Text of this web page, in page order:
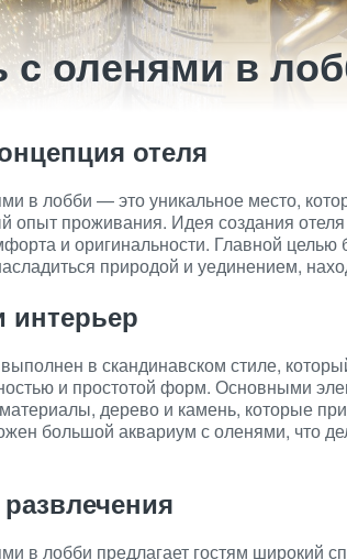
с оленями в
отеля
в лобби — это уникальное место,
опыт проживания. Идея создания
и оригинальности. Главной
природой и уединением,
интерьер
в скандинавском стиле,
и простотой форм. Основными
дерево и камень, которые
большой аквариум с оленями, что
в лобби предлагает гостям широкий